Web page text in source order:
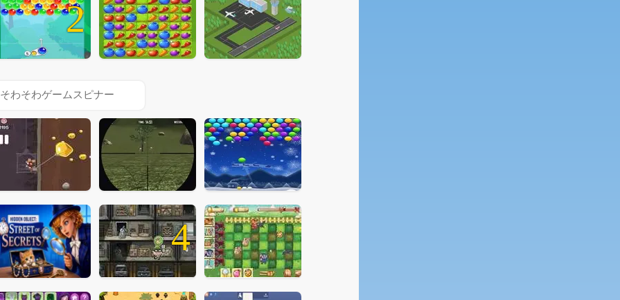
2
そわそわゲームスピナー
4